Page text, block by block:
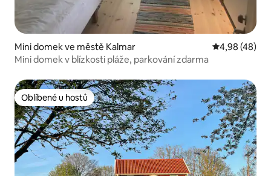
Mini domek ve městě Kalmar Průměrné
4,98 (48)
Mini domek v blízkosti pláže, parkování zdarma
Oblíbené u hostů
Oblíbené u hostů